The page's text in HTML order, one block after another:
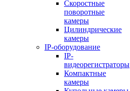
Скоростные
поворотные
камеры
Цилиндрические
камеры
IP-оборудование
IP-
видеорегистраторы
Компактные
камеры